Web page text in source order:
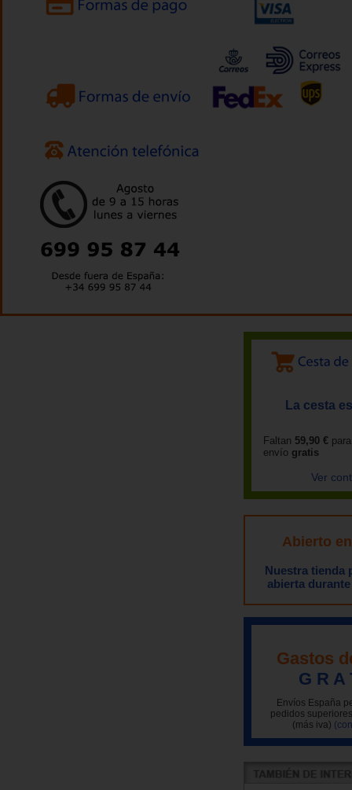
La cesta
Faltan 59,90 €
envío gratis
Ver
Abierto
Nuestra tienda
abierta
Gastos
G R A
Envíos España
pedidos
(más iva)